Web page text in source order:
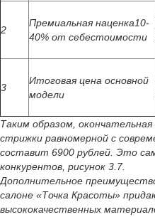
2
Премиальная наценка10-
40% от себестоимости
3
Итоговая цена основной
модели
Таким образом,
стрижки равномерной с
составит 6900 рублей. Это
конкурентов, рисунок 3.7.
Дополнительное
салоне «Точка Красоты»
высококачественных